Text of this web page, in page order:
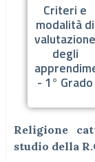
Criteri e
modalità di
valutazione
degli
- 1° Grado
Religione
studio della